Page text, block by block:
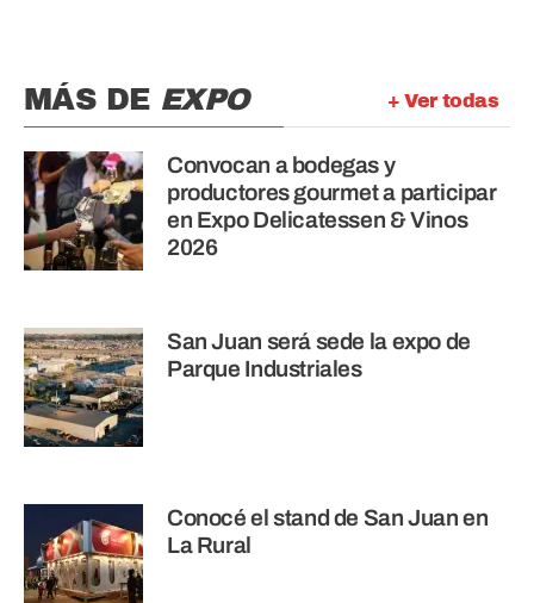
+ Ver todas
MÁS DE EXPO
Convocan a bodegas y
productores gourmet a participar
en Expo Delicatessen & Vinos
2026
San Juan será sede la expo de
Parque Industriales
Conocé el stand de San Juan en
La Rural